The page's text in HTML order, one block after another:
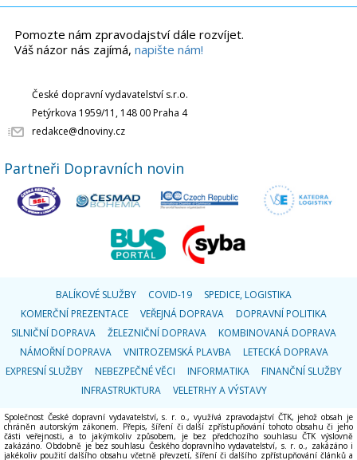
Pomozte nám zpravodajství dále rozvíjet.
Váš názor nás zajímá, napište nám!
České dopravní vydavatelství s.r.o.
Petýrkova 1959/11, 148 00 Praha 4
redakce@dnoviny.cz
Partneři Dopravních novin
BALÍKOVÉ SLUŽBY COVID-19
SPEDICE, LOGISTIKA
KOMERČNÍ PREZENTACE
VEŘEJNÁ DOPRAVA
DOPRAVNÍ POLITIKA
SILNIČNÍ DOPRAVA
ŽELEZNIČNÍ DOPRAVA
KOMBINOVANÁ DOPRAVA
NÁMOŘNÍ DOPRAVA
VNITROZEMSKÁ PLAVBA
LETECKÁ DOPRAVA
EXPRESNÍ SLUŽBY
NEBEZPEČNÉ VĚCI INFORMATIKA
FINANČNÍ SLUŽBY
INFRASTRUKTURA
VELETRHY A VÝSTAVY
Společnost České dopravní vydavatelství, s. r. o., využívá zpravodajství ČTK, jehož obsah je
chráněn autorským zákonem. Přepis, šíření či další zpřístupňování tohoto obsahu či jeho
části veřejnosti, a to jakýmkoliv způsobem, je bez předchozího souhlasu ČTK výslovně
zakázáno. Obdobně je bez souhlasu Českého dopravního vydavatelství, s. r. o., zakázáno i
jakékoliv použití dalšího obsahu včetně převzetí, šíření či dalšího zpřístupňování článků a